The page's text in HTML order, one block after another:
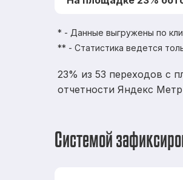
* - Данные выгружены по
** - Статистика ведется
23% из 53 переходов с
отчетности Яндекс
Системой